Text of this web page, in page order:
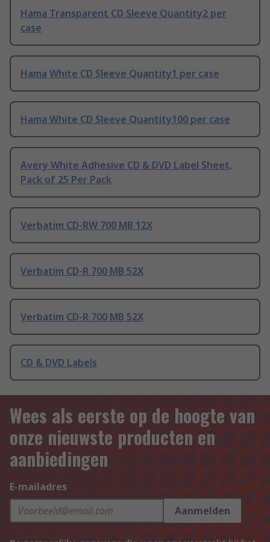
Hama Transparent CD Sleeve Quantity2 per
case
Hama White CD Sleeve Quantity1 per case
Hama White CD Sleeve Quantity100 per case
Avery White Adhesive CD & DVD Label Sheet,
Pack of 25 Per Pack
Verbatim CD-RW 700 MB 12X
Verbatim CD-R 700 MB 52X
Verbatim CD-R 700 MB 52X
CD & DVD Labels
Wees als eerste op de hoogte van
onze nieuwste producten en
aanbiedingen
E-mailadres
Aanmelden